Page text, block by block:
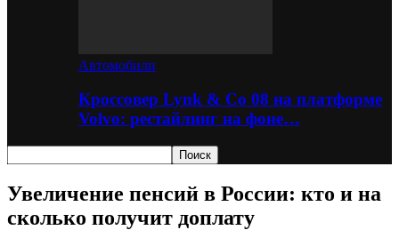
Автомобили
Кроссовер Lynk & Co 08 на платформе
Volvo: рестайлинг на фоне…
Увеличение пенсий в России: кто и на
сколько получит доплату